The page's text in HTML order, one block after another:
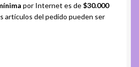
por Internet es de$30.000
artículos del pedido pueden ser